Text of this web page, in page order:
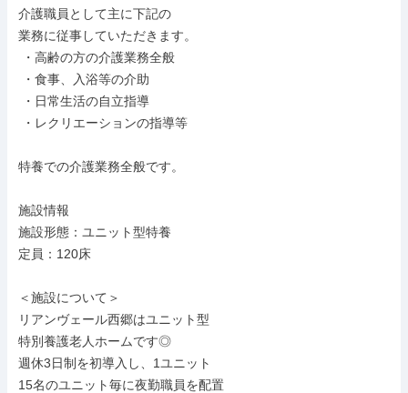
介護職員として主に下記の
業務に従事していただきます。
特養での介護業務全般です。
施設情報
施設形態：ユニット型特養
定員：120床
＜施設について＞
リアンヴェール西郷はユニット型
特別養護老人ホームです◎
週休3日制を初導入し、1ユニット
15名のユニット毎に夜勤職員を配置